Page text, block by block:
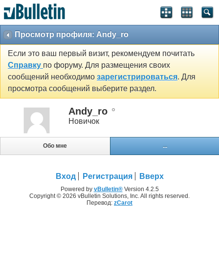
Просмотр профиля: Andy_ro
Если это ваш первый визит, рекомендуем почитать
Справку по форуму. Для размещения своих
сообщений необходимо зарегистрироваться. Для
просмотра сообщений выберите раздел.
Andy_ro
Новичок
Обо мне ...
Вход Регистрация Вверх
Powered by vBulletin®Version 4.2.5
Copyright © 2026 vBulletin Solutions, Inc. All rights reserved.
Перевод: zCarot